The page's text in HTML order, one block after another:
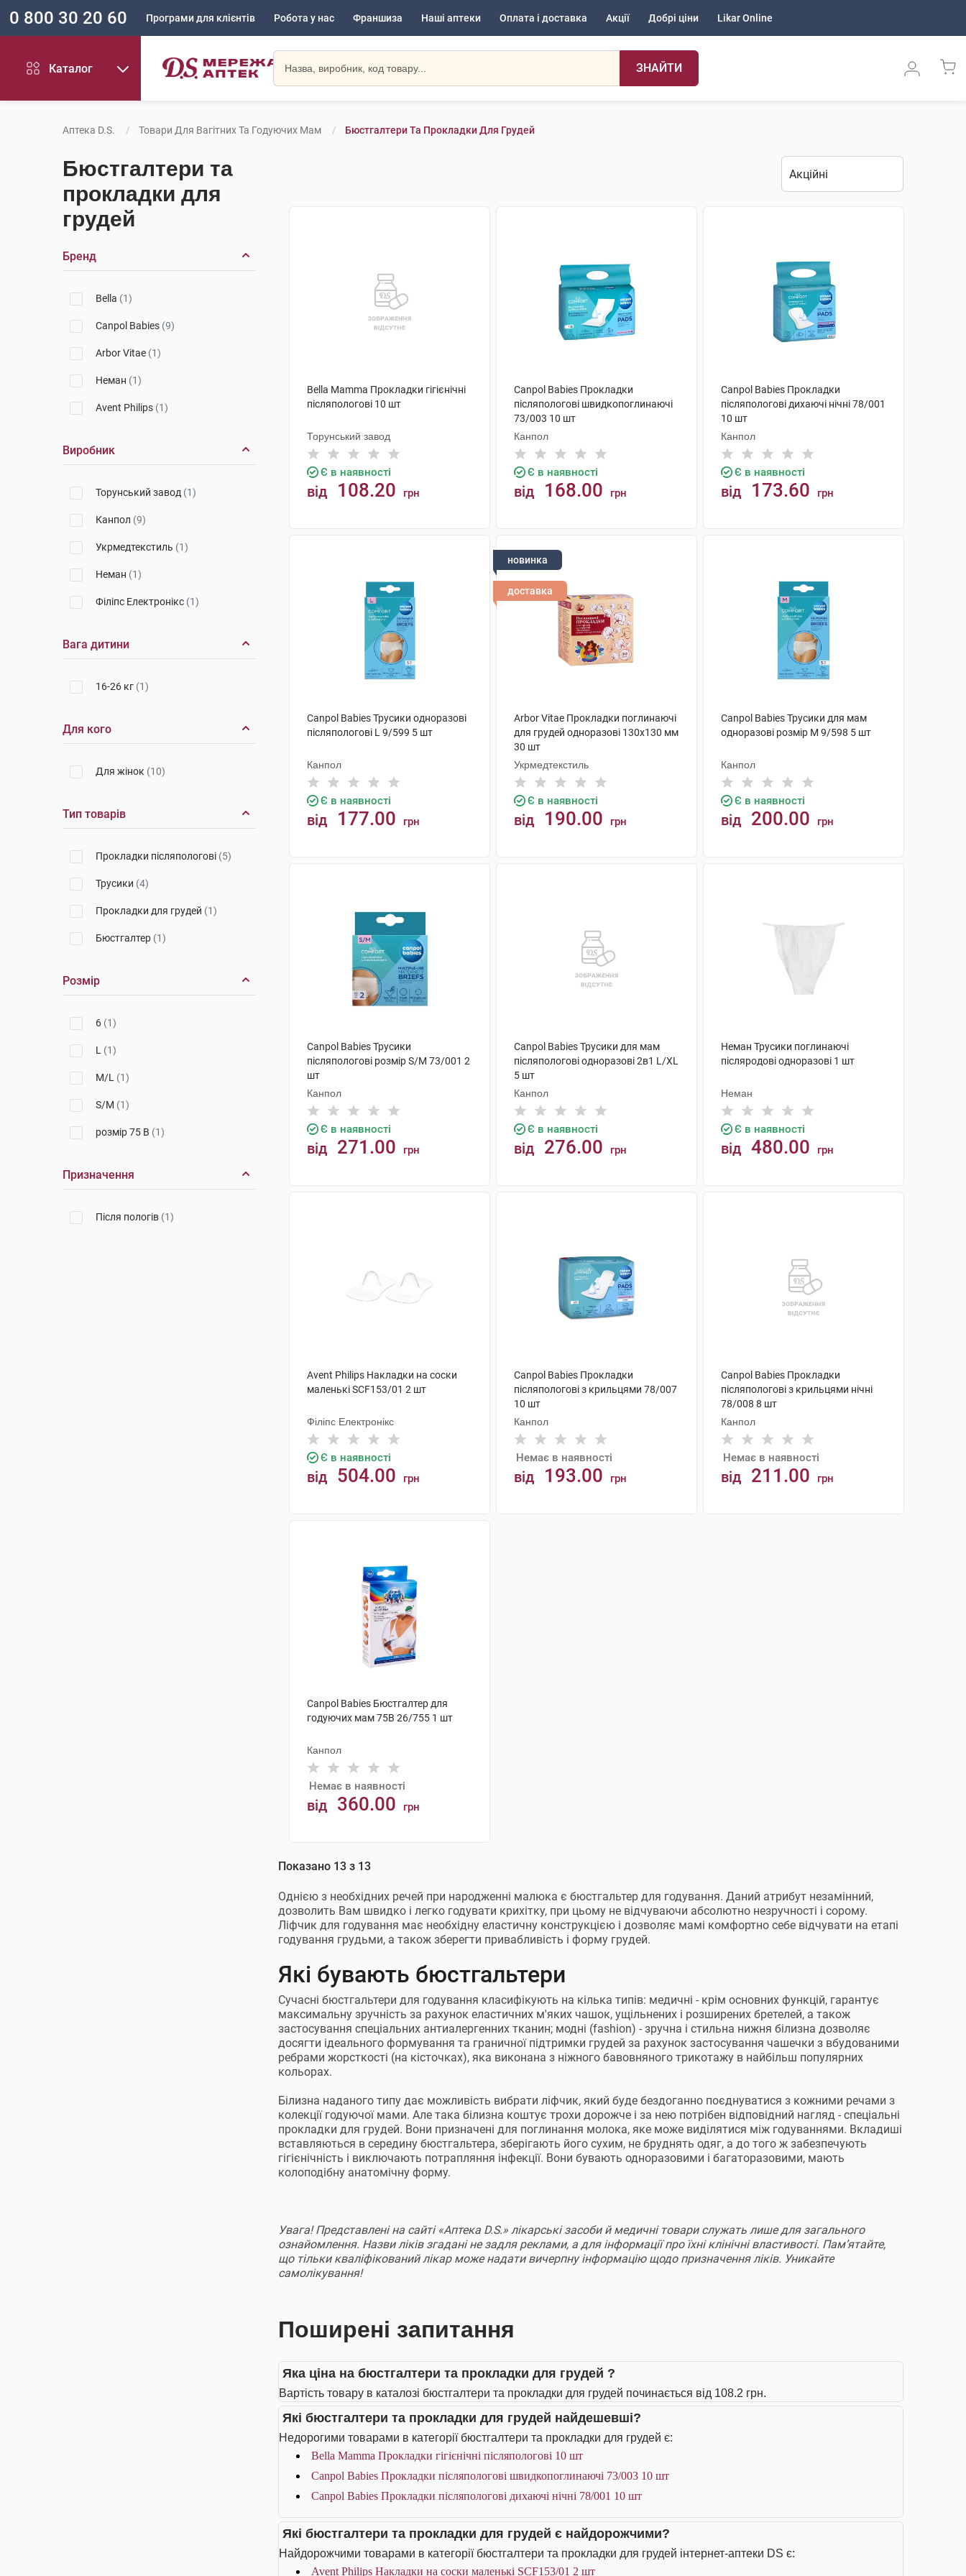
0 800 30 20 60 Програми для клієнтів Робота у нас Франшиза Наші аптеки Оплата і доставка Акції Добрі ціни Likar Online
Каталог ЗНАЙТИ
Аптека D.S. Товари Для Вагітних Та Годуючих Мам Бюстгалтери Та Прокладки Для Грудей
Бюстгалтери та
прокладки для
грудей
Бренд
Bella (1)
Canpol Babies (9)
Arbor Vitae (1)
Неман (1)
Avent Philips (1)
Виробник
Торунський завод (1)
Канпол (9)
Укрмедтекстиль (1)
Неман (1)
Філіпс Електронікс (1)
Вага дитини
16-26 кг (1)
Для кого
Для жінок (10)
Тип товарів
Прокладки післяпологові (5)
Трусики (4)
Прокладки для грудей (1)
Бюстгалтер (1)
Розмір
6 (1)
L (1)
M/L (1)
S/M (1)
розмір 75 В (1)
Призначення
Після пологів (1)
Bella Мamma Прокладки гiгiєнiчнi
післяпологові 10 шт
Торунський завод
Є в наявності
від 108.20 грн
Canpol Babies Прокладки
післяпологові швидкопоглинаючі
73/003 10 шт
Канпол
Є в наявності
від 168.00 грн
Canpol Babies Прокладки
післяпологові дихаючі нічні 78/001
10 шт
Канпол
Є в наявності
від 173.60 грн
Canpol Babies Трусики одноразові
післяпологові L 9/599 5 шт
Канпол
Є в наявності
від 177.00 грн
новинка
доставка
Arbor Vitae Прокладки поглинаючі
для грудей одноразові 130х130 мм
30 шт
Укрмедтекстиль
Є в наявності
від 190.00 грн
Canpol Babies Трусики для мам
одноразові розмір M 9/598 5 шт
Канпол
Є в наявності
від 200.00 грн
Canpol Babies Трусики
післяпологові розмір S/M 73/001 2
шт
Канпол
Є в наявності
від 271.00 грн
Canpol Babies Трусики для мам
післяпологові одноразові 2в1 L/XL
5 шт
Канпол
Є в наявності
від 276.00 грн
Неман Трусики поглинаючі
післяродові одноразові 1 шт
Неман
Є в наявності
від 480.00 грн
Avent Philips Накладки на соски
маленькі SCF153/01 2 шт
Філіпс Електронікс
Є в наявності
від 504.00 грн
Canpol Babies Прокладки
післяпологові з крильцями 78/007
10 шт
Канпол
Немає в наявності
від 193.00 грн
Canpol Babies Прокладки
післяпологові з крильцями нічні
78/008 8 шт
Канпол
Немає в наявності
від 211.00 грн
Canpol Babies Бюстгалтер для
годуючих мам 75В 26/755 1 шт
Канпол
Немає в наявності
від 360.00 грн
АНАЛОГИ
Показано 13 з 13
Однією з необхідних речей при народженні малюка є бюстгальтер для годування. Даний атрибут незамінний,
дозволить Вам швидко і легко годувати крихітку, при цьому не відчуваючи абсолютно незручності і сорому.
Ліфчик для годування має необхідну еластичну конструкцією і дозволяє мамі комфортно себе відчувати на етапі
годування грудьми, а також зберегти привабливість і форму грудей.
Які бувають бюстгальтери
Сучасні бюстгальтери для годування класифікують на кілька типів: медичні - крім основних функцій, гарантує
максимальну зручність за рахунок еластичних м'яких чашок, ущільнених і розширених бретелей, а також
застосування спеціальних антиалергенних тканин; модні (fashion) - зручна і стильна нижня білизна дозволяє
досягти ідеального формування та граничної підтримки грудей за рахунок застосування чашечки з вбудованими
ребрами жорсткості (на кісточках), яка виконана з ніжного бавовняного трикотажу в найбільш популярних
кольорах.
Білизна наданого типу дає можливість вибрати ліфчик, який буде бездоганно поєднуватися з кожними речами з
колекції годуючої мами. Але така білизна коштує трохи дорожче і за нею потрібен відповідний нагляд - спеціальні
прокладки для грудей. Вони призначені для поглинання молока, яке може виділятися між годуваннями. Вкладиші
вставляються в середину бюстгальтера, зберігають його сухим, не бруднять одяг, а до того ж забезпечують
гігієнічність і виключають потрапляння інфекції. Вони бувають одноразовими і багаторазовими, мають
колоподібну анатомічну форму.
Увага! Представлені на сайті «Аптека D.S.» лікарські засоби й медичні товари служать лише для загального
ознайомлення. Назви ліків згадані не задля реклами, а для інформації про їхні клінічні властивості. Пам’ятайте,
що тільки кваліфікований лікар може надати вичерпну інформацію щодо призначення ліків. Уникайте
самолікування!
Поширені запитання
Яка ціна на бюстгалтери та прокладки для грудей ?
Вартість товару в каталозі бюстгалтери та прокладки для грудей починається від 108.2 грн.
Які бюстгалтери та прокладки для грудей найдешевші?
Недорогими товарами в категорії бюстгалтери та прокладки для грудей є:
Bella Мamma Прокладки гiгiєнiчнi післяпологові 10 шт
Canpol Babies Прокладки післяпологові швидкопоглинаючі 73/003 10 шт
Canpol Babies Прокладки післяпологові дихаючі нічні 78/001 10 шт
Які бюстгалтери та прокладки для грудей є найдорожчими?
Найдорожчими товарами в категорії бюстгалтери та прокладки для грудей інтернет-аптеки DS є:
Avent Philips Накладки на соски маленькі SCF153/01 2 шт